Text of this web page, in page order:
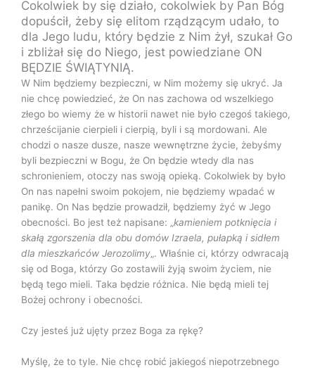
Cokolwiek by się działo, cokolwiek by Pan Bóg
dopuścił, żeby się elitom rządzącym udało, to
dla Jego ludu, który będzie z Nim żył, szukał Go
i zbliżał się do Niego, jest powiedziane ON
BĘDZIE ŚWIĄTYNIĄ.
W Nim będziemy bezpieczni, w Nim możemy się ukryć. Ja
nie chcę powiedzieć, że On nas zachowa od wszelkiego
złego bo wiemy że w historii nawet nie było czegoś takiego,
chrześcijanie cierpieli i cierpią, byli i są mordowani. Ale
chodzi o nasze dusze, nasze wewnętrzne życie, żebyśmy
byli bezpieczni w Bogu, że On będzie wtedy dla nas
schronieniem, otoczy nas swoją opieką. Cokolwiek by było
On nas napełni swoim pokojem, nie będziemy wpadać w
panikę. On Nas będzie prowadził, będziemy żyć w Jego
obecności. Bo jest też napisane: „kamieniem potknięcia i
skałą zgorszenia dla obu domów Izraela, pułapką i sidłem
dla mieszkańców Jerozolimy„. Właśnie ci, którzy odwracają
się od Boga, którzy Go zostawili żyją swoim życiem, nie
będą tego mieli. Taka będzie różnica. Nie będą mieli tej
Bożej ochrony i obecności.
Czy jesteś już ujęty przez Boga za rękę?
Myślę, że to tyle. Nie chcę robić jakiegoś niepotrzebnego